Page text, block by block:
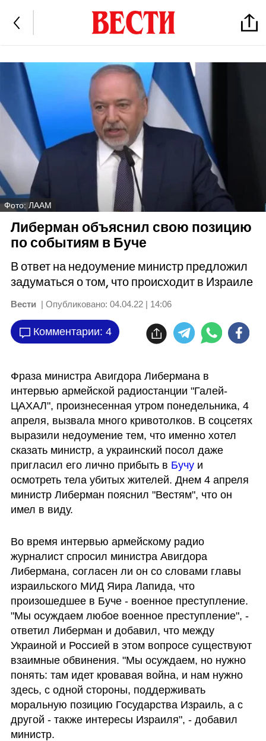
Фото: ЛААМ
Либерман объяснил свою позицию
по событиям в Буче
В ответ на недоумение министр предложил
задуматься о том, что происходит в Израиле
Вести | Опубликовано: 04.04.22 | 14:06
Комментарии: 4
Фраза министра Авигдора Либермана в
интервью армейской радиостанции "Галей-
ЦАХАЛ", произнесенная утром понедельника, 4
апреля, вызвала много кривотолков. В соцсетях
выразили недоумение тем, что именно хотел
сказать министр, а украинский посол даже
пригласил его лично прибыть в Бучу и
осмотреть тела убитых жителей. Днем 4 апреля
министр Либерман пояснил "Вестям", что он
имел в виду.
Во время интервью армейскому радио
журналист спросил министра Авигдора
Либермана, согласен ли он со словами главы
израильского МИД Яира Лапида, что
произошедшее в Буче - военное преступление.
"Мы осуждаем любое военное преступление", -
ответил Либерман и добавил, что между
Украиной и Россией в этом вопросе существуют
взаимные обвинения. "Мы осуждаем, но нужно
понять: там идет кровавая война, и нам нужно
здесь, с одной стороны, поддерживать
моральную позицию Государства Израиль, а с
другой - также интересы Израиля", - добавил
министр.